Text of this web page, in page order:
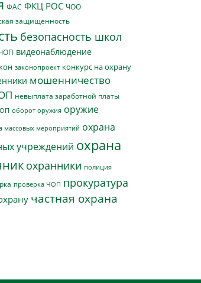
ФАС ФКЦ РОС ЧОО
защищенность
безопасность школ
видеонаблюдение
законопроект конкурс на охрану
мошенничество
невыплата заработной платы
оборот оружия оружие
массовых мероприятий охрана
учреждений охрана
охранники полиция
проверка ЧОП прокуратура
частная охрана